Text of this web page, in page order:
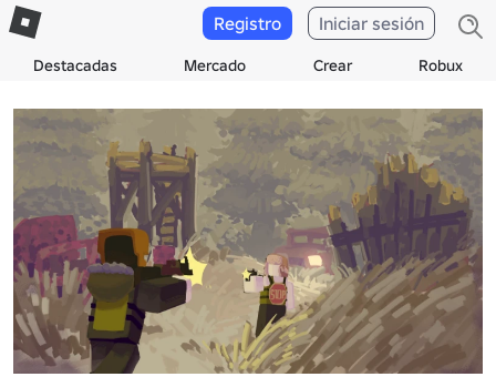
Destacadas Mercado Crear Robux
Registro Iniciar sesión